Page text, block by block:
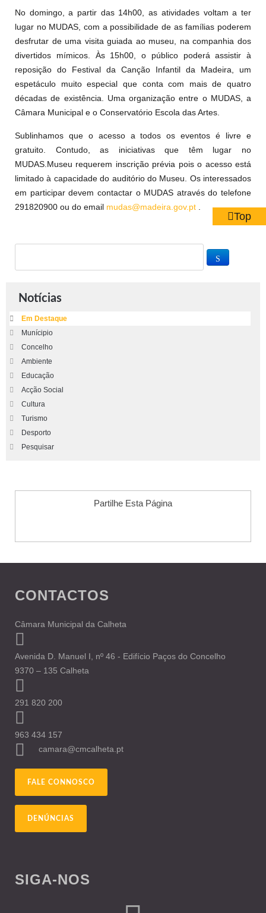
No domingo, a partir das 14h00, as atividades voltam a ter
lugar no MUDAS, com a possibilidade de as famílias poderem
desfrutar de uma visita guiada ao museu, na companhia dos
divertidos mímicos. Às 15h00, o público poderá assistir à
reposição do Festival da Canção Infantil da Madeira, um
espetáculo muito especial que conta com mais de quatro
décadas de existência. Uma organização entre o MUDAS, a
Câmara Municipal e o Conservatório Escola das Artes.
Sublinhamos que o acesso a todos os eventos é livre e
gratuito. Contudo, as iniciativas que têm lugar no
MUDAS.Museu requerem inscrição prévia pois o acesso está
limitado à capacidade do auditório do Museu. Os interessados
em participar devem contactar o MUDAS através do telefone
291820900 ou do email mudas@madeira.gov.pt
Notícias
Em Destaque
Munícipio
Concelho
Ambiente
Educação
Acção Social
Cultura
Turismo
Desporto
Pesquisar
Partilhe Esta Página
CONTACTOS
Câmara Municipal da Calheta
Avenida D. Manuel I, nº 46 - Edifício Paços do Concelho
9370 – 135 Calheta
291 820 200
963 434 157
camara@cmcalheta.pt
FALE CONNOSCO
DENÚNCIAS
SIGA-NOS
Top